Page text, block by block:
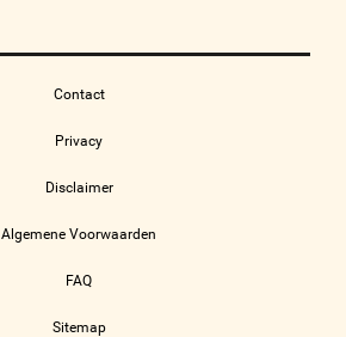
Contact
Privacy
Disclaimer
Algemene Voorwaarden
FAQ
Sitemap